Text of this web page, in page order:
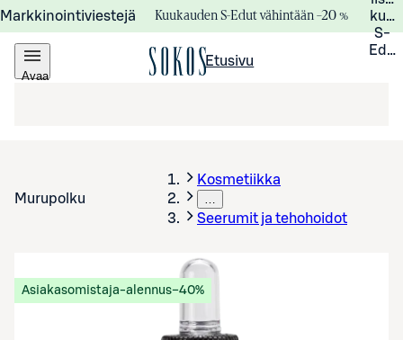
Markkinointiviestejä Kuukauden S-Edut vähintään –20 %
S-
Avaa
Etusivu
Murupolku
Kosmetiikka
…
Seerumit ja tehohoidot
Asiakasomistaja-alennus−40%